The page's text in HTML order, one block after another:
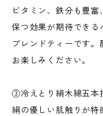
ビタミン、鉄分も豊
保つ効果が期待できる
ブレンドティーです
お楽しみください。
③冷えとり絹木綿五本
絹の優しい肌触りが特